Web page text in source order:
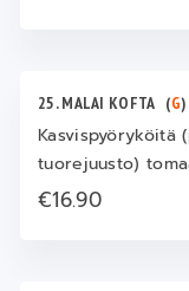
25. MALAI KOFTA (G)
Kasvispyöryköitä
tuorejuusto)
€16.90